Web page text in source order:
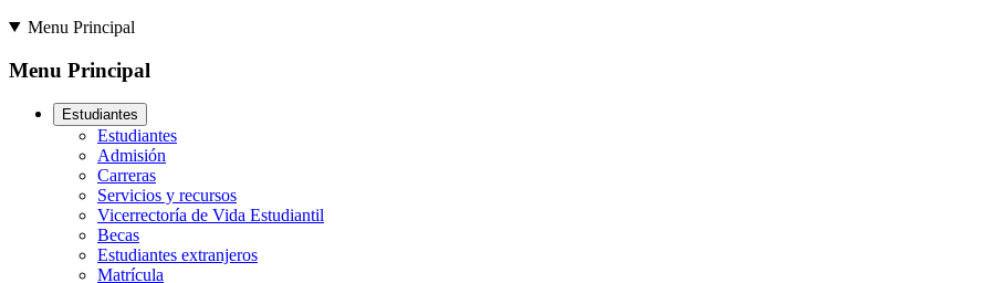
Menu Principal
Menu Principal
Estudiantes
Estudiantes
Admisión
Carreras
Servicios y recursos
Vicerrectoría de Vida Estudiantil
Becas
Estudiantes extranjeros
Matrícula